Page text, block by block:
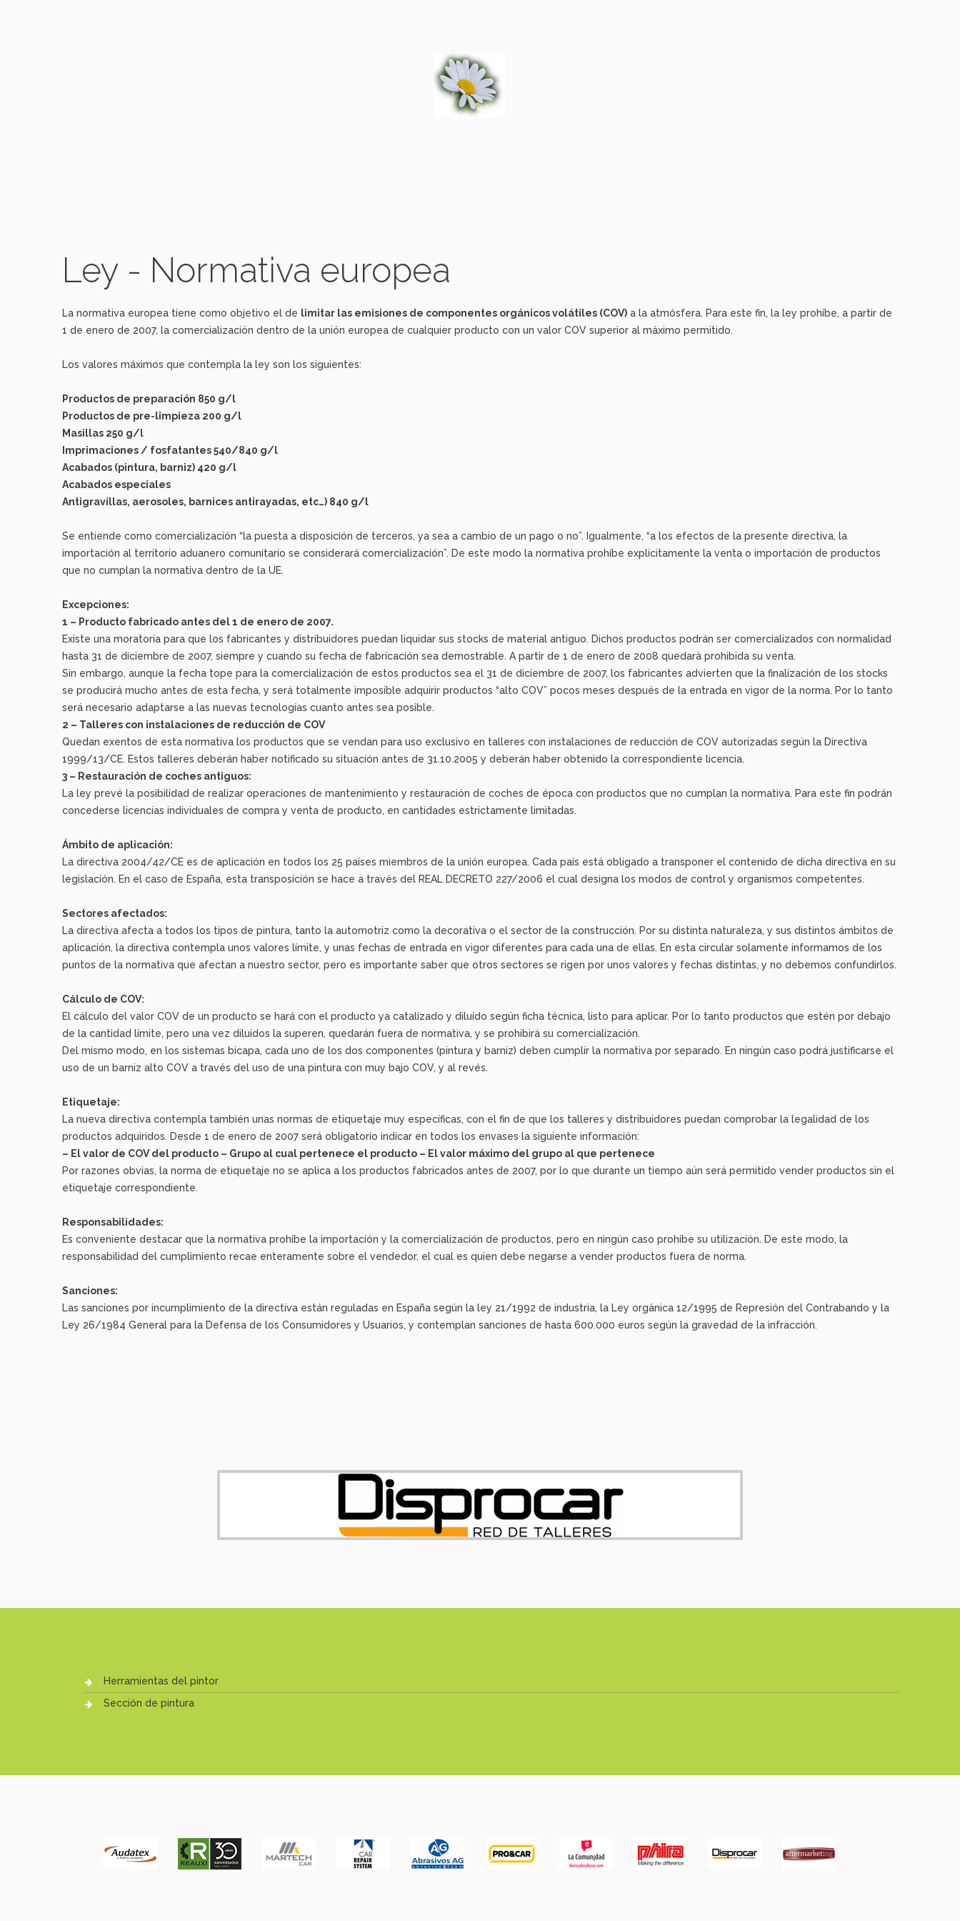
Ley - Normativa europea
La normativa europea tiene como objetivo el de limitar las emisiones de componentes orgánicos volátiles (COV) a la atmósfera. Para este fin, la ley prohíbe, a partir de
1 de enero de 2007, la comercialización dentro de la unión europea de cualquier producto con un valor COV superior al máximo permitido.
Los valores máximos que contempla la ley son los siguientes:
Productos de preparación 850 g/l
Productos de pre-limpieza 200 g/l
Masillas 250 g/l
Imprimaciones / fosfatantes 540/840 g/l
Acabados (pintura, barniz) 420 g/l
Acabados especiales
Antigravillas, aerosoles, barnices antirayadas, etc…) 840 g/l
Se entiende como comercialización “la puesta a disposición de terceros, ya sea a cambio de un pago o no”. Igualmente, “a los efectos de la presente directiva, la
importación al territorio aduanero comunitario se considerará comercialización”. De este modo la normativa prohíbe explícitamente la venta o importación de productos
que no cumplan la normativa dentro de la UE.
Excepciones:
1 – Producto fabricado antes del 1 de enero de 2007.
Existe una moratoria para que los fabricantes y distribuidores puedan liquidar sus stocks de material antiguo. Dichos productos podrán ser comercializados con normalidad
hasta 31 de diciembre de 2007, siempre y cuando su fecha de fabricación sea demostrable. A partir de 1 de enero de 2008 quedará prohibida su venta.
Sin embargo, aunque la fecha tope para la comercialización de estos productos sea el 31 de diciembre de 2007, los fabricantes advierten que la finalización de los stocks
se producirá mucho antes de esta fecha, y será totalmente imposible adquirir productos “alto COV” pocos meses después de la entrada en vigor de la norma. Por lo tanto
será necesario adaptarse a las nuevas tecnologías cuanto antes sea posible.
2 – Talleres con instalaciones de reducción de COV
Quedan exentos de esta normativa los productos que se vendan para uso exclusivo en talleres con instalaciones de reducción de COV autorizadas según la Directiva
1999/13/CE. Estos talleres deberán haber notificado su situación antes de 31.10.2005 y deberán haber obtenido la correspondiente licencia.
3 – Restauración de coches antiguos:
La ley prevé la posibilidad de realizar operaciones de mantenimiento y restauración de coches de época con productos que no cumplan la normativa. Para este fin podrán
concederse licencias individuales de compra y venta de producto, en cantidades estrictamente limitadas.
Ámbito de aplicación:
La directiva 2004/42/CE es de aplicación en todos los 25 países miembros de la unión europea. Cada país está obligado a transponer el contenido de dicha directiva en su
legislación. En el caso de España, esta transposición se hace a través del REAL DECRETO 227/2006 el cual designa los modos de control y organismos competentes.
Sectores afectados:
La directiva afecta a todos los tipos de pintura, tanto la automotriz como la decorativa o el sector de la construcción. Por su distinta naturaleza, y sus distintos ámbitos de
aplicación, la directiva contempla unos valores límite, y unas fechas de entrada en vigor diferentes para cada una de ellas. En esta circular solamente informamos de los
puntos de la normativa que afectan a nuestro sector, pero es importante saber que otros sectores se rigen por unos valores y fechas distintas, y no debemos confundirlos.
Cálculo de COV:
El cálculo del valor COV de un producto se hará con el producto ya catalizado y diluido según ficha técnica, listo para aplicar. Por lo tanto productos que estén por debajo
de la cantidad límite, pero una vez diluidos la superen, quedarán fuera de normativa, y se prohibirá su comercialización.
Del mismo modo, en los sistemas bicapa, cada uno de los dos componentes (pintura y barniz) deben cumplir la normativa por separado. En ningún caso podrá justificarse el
uso de un barniz alto COV a través del uso de una pintura con muy bajo COV, y al revés.
Etiquetaje:
La nueva directiva contempla también unas normas de etiquetaje muy específicas, con el fin de que los talleres y distribuidores puedan comprobar la legalidad de los
productos adquiridos. Desde 1 de enero de 2007 será obligatorio indicar en todos los envases la siguiente información:
– El valor de COV del producto – Grupo al cual pertenece el producto – El valor máximo del grupo al que pertenece
Por razones obvias, la norma de etiquetaje no se aplica a los productos fabricados antes de 2007, por lo que durante un tiempo aún será permitido vender productos sin el
etiquetaje correspondiente.
Responsabilidades:
Es conveniente destacar que la normativa prohíbe la importación y la comercialización de productos, pero en ningún caso prohíbe su utilización. De este modo, la
responsabilidad del cumplimiento recae enteramente sobre el vendedor, el cual es quien debe negarse a vender productos fuera de norma.
Sanciones:
Las sanciones por incumplimiento de la directiva están reguladas en España según la ley 21/1992 de industria, la Ley orgánica 12/1995 de Represión del Contrabando y la
Ley 26/1984 General para la Defensa de los Consumidores y Usuarios, y contemplan sanciones de hasta 600.000 euros según la gravedad de la infracción.
Herramientas del pintor
Sección de pintura